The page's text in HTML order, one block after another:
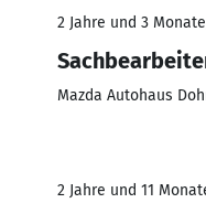
2 Jahre und 3
Mazda Autohaus
2 Jahre und 11